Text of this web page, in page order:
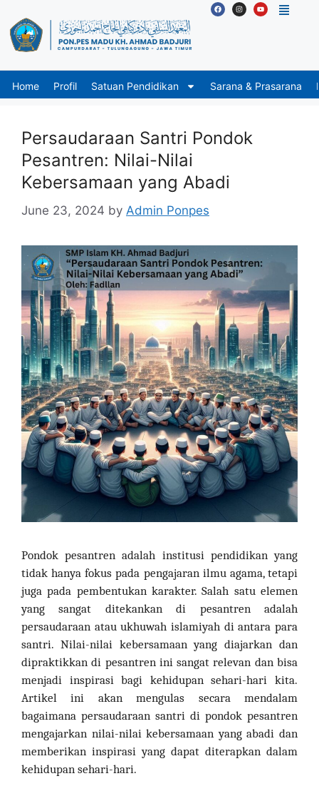
Home Profil Satuan Pendidikan Sarana & Prasarana
Persaudaraan Santri Pondok
Pesantren: Nilai-Nilai
Kebersamaan yang Abadi
June 23, 2024 by Admin Ponpes
Pondok pesantren adalah institusi pendidikan yang
tidak hanya fokus pada pengajaran ilmu agama, tetapi
juga pada pembentukan karakter. Salah satu elemen
yang sangat ditekankan di pesantren adalah
persaudaraan atau ukhuwah islamiyah di antara para
santri. Nilai-nilai kebersamaan yang diajarkan dan
dipraktikkan di pesantren ini sangat relevan dan bisa
menjadi inspirasi bagi kehidupan sehari-hari kita.
Artikel ini akan mengulas secara mendalam
bagaimana persaudaraan santri di pondok pesantren
mengajarkan nilai-nilai kebersamaan yang abadi dan
memberikan inspirasi yang dapat diterapkan dalam
kehidupan sehari-hari.